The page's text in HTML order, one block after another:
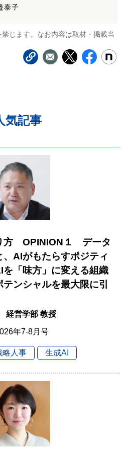
泰子
じます。なお内容は取材・掲載当
気記事
方 OPINION１ データ
AIがもたらすポジティ
「味方」に変える組織
ンシャルを最大限に引
営学部 教授
年7-8月号
略人事 生成AI